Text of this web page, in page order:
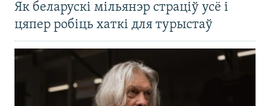
Як беларускі мільянэр страціў усё і
цяпер робіць хаткі для турыстаў